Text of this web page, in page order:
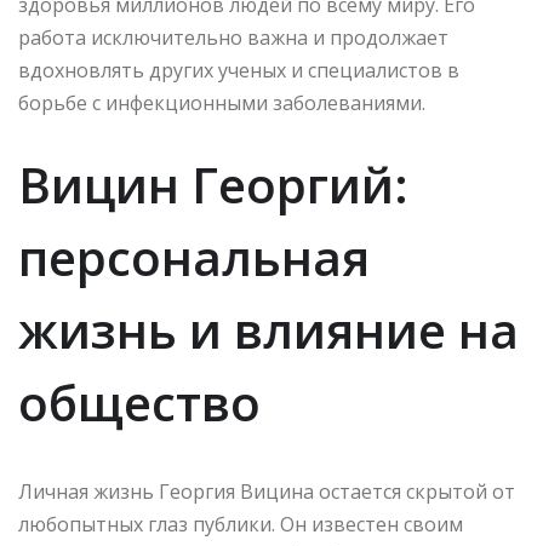
работа исключительно важна и продолжает
вдохновлять других ученых и специалистов в
борьбе с инфекционными заболеваниями.
Вицин Георгий:
персональная
жизнь и влияние на
общество
Личная жизнь Георгия Вицина остается скрытой от
любопытных глаз публики. Он известен своим